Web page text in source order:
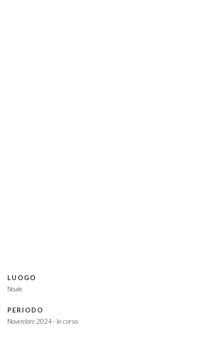
LUOGO
Noale
PERIODO
Novembre 2024 - In corso